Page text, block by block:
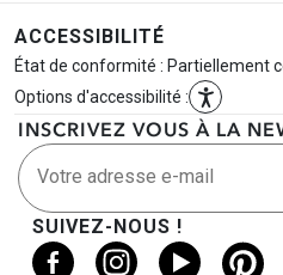
ACCESSIBILITÉ
État de conformité : Partiellement
Options d'accessibilité :
INSCRIVEZ VOUS À LA
Votre adresse e-mail
SUIVEZ-NOUS !